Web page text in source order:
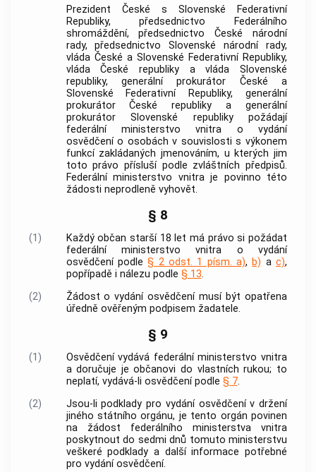
Prezident České s Slovenské Federativní
Republiky, předsednictvo Federálního
shromáždění, předsednictvo České národní
rady, předsednictvo Slovenské národní rady,
vláda České a Slovenské Federativní Republiky,
vláda České republiky a vláda Slovenské
republiky, generální prokurátor České a
Slovenské Federativní Republiky, generální
prokurátor České republiky a generální
prokurátor Slovenské republiky požádají
federální ministerstvo vnitra o vydání
osvědčení o osobách v souvislosti s výkonem
funkcí zakládaných jmenováním, u kterých jim
toto právo přísluší podle zvláštních předpisů.
Federální ministerstvo vnitra je povinno této
žádosti neprodleně vyhovět.
§ 8
(1)
Každý občan starší 18 let má právo si požádat
federální ministerstvo vnitra o vydání
osvědčení podle§ 2 odst. 1 písm. a), b) ac),
popřípadě i nálezu podle § 13.
(2)
Žádost o vydání osvědčení musí být opatřena
úředně ověřeným podpisem žadatele.
§ 9
(1)
Osvědčení vydává federální ministerstvo vnitra
a doručuje je občanovi do vlastních rukou; to
neplatí, vydává-li osvědčení podle § 7.
(2)
Jsou-li podklady pro vydání osvědčení v držení
jiného státního orgánu, je tento orgán povinen
na žádost federálního ministerstva vnitra
poskytnout do sedmi dnů tomuto ministerstvu
veškeré podklady a další informace potřebné
pro vydání osvědčení.